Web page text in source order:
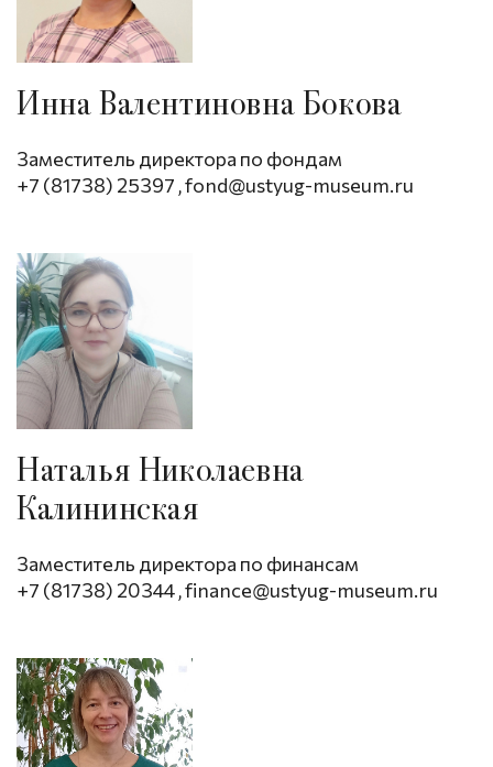
Инна Валентиновна Бокова
Заместитель директора по фондам
+7 (81738) 25397 ,fond@ustyug-museum.ru
Наталья Николаевна
Калининская
Заместитель директора по финансам
+7 (81738) 20344,finance@ustyug-museum.ru